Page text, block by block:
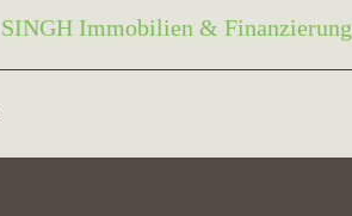
SINGH Immobilien & Finanzierung